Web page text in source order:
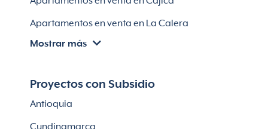
Apartamentos en venta en La Calera
Apartamentos en venta en Chía
Casas en Cajicá
Mostrar más
Proyectos con Subsidio
Antioquia
Cundinamarca